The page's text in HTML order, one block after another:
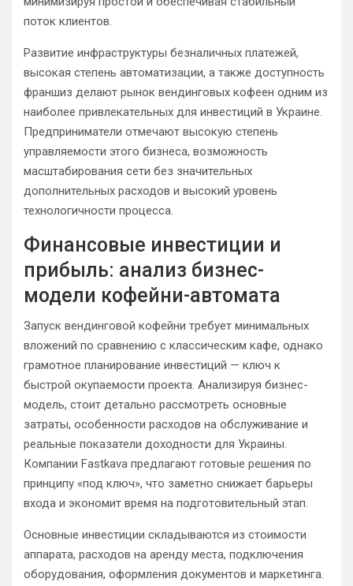
поток клиентов.
Развитие инфраструктуры безналичных платежей,
высокая степень автоматизации, а также доступность
франшиз делают рынок вендинговых кофеен одним из
наиболее привлекательных для инвестиций в Украине.
Предприниматели отмечают высокую степень
управляемости этого бизнеса, возможность
масштабирования сети без значительных
дополнительных расходов и высокий уровень
технологичности процесса.
Финансовые инвестиции и
прибыль: анализ бизнес-
модели кофейни-автомата
Запуск вендинговой кофейни требует минимальных
вложений по сравнению с классическим кафе, однако
грамотное планирование инвестиций — ключ к
быстрой окупаемости проекта. Анализируя бизнес-
модель, стоит детально рассмотреть основные
затраты, особенности расходов на обслуживание и
реальные показатели доходности для Украины.
Компании Fastkava предлагают готовые решения по
принципу «под ключ», что заметно снижает барьеры
входа и экономит время на подготовительный этап.
Основные инвестиции складываются из стоимости
аппарата, расходов на аренду места, подключения
оборудования, оформления документов и маркетинга.